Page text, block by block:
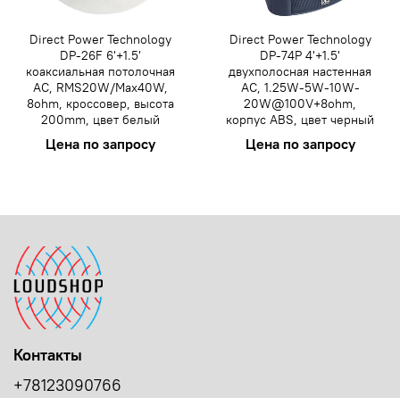
Direct Power Technology
DP-26F 6'+1.5'
коаксиальная потолочная
АС, RMS20W/Max40W,
8ohm, кроссовер, высота
200mm, цвет белый
Цена по запросу
Direct Power Technology
DP-74P 4'+1.5'
двухполосная настенная
АС, 1.25W-5W-10W-
20W@100V+8ohm,
корпус ABS, цвет черный
Цена по запросу
Контакты
+78123090766